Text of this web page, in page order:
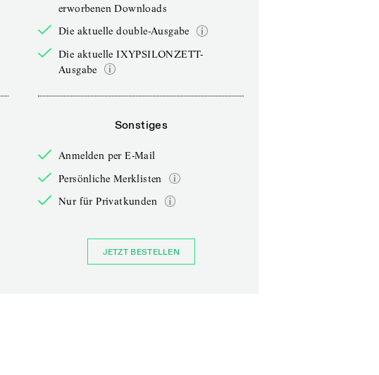
erworbenen Downloads
Die aktuelle double-Ausgabe
Die aktuelle IXYPSILONZETT-
Ausgabe
Sonstiges
Anmelden per E-Mail
Persönliche Merklisten
Nur für Privatkunden
JETZT BESTELLEN